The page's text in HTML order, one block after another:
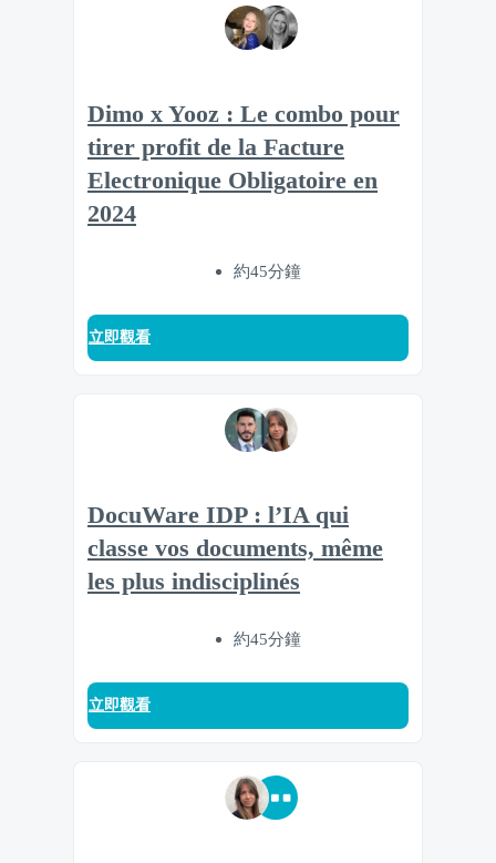
Dimo x Yooz : Le combo pour
tirer profit de la Facture
Electronique Obligatoire en
2024
約45分鐘
立即觀看
DocuWare IDP : l’IA qui
classe vos documents, même
les plus indisciplinés
約45分鐘
立即觀看